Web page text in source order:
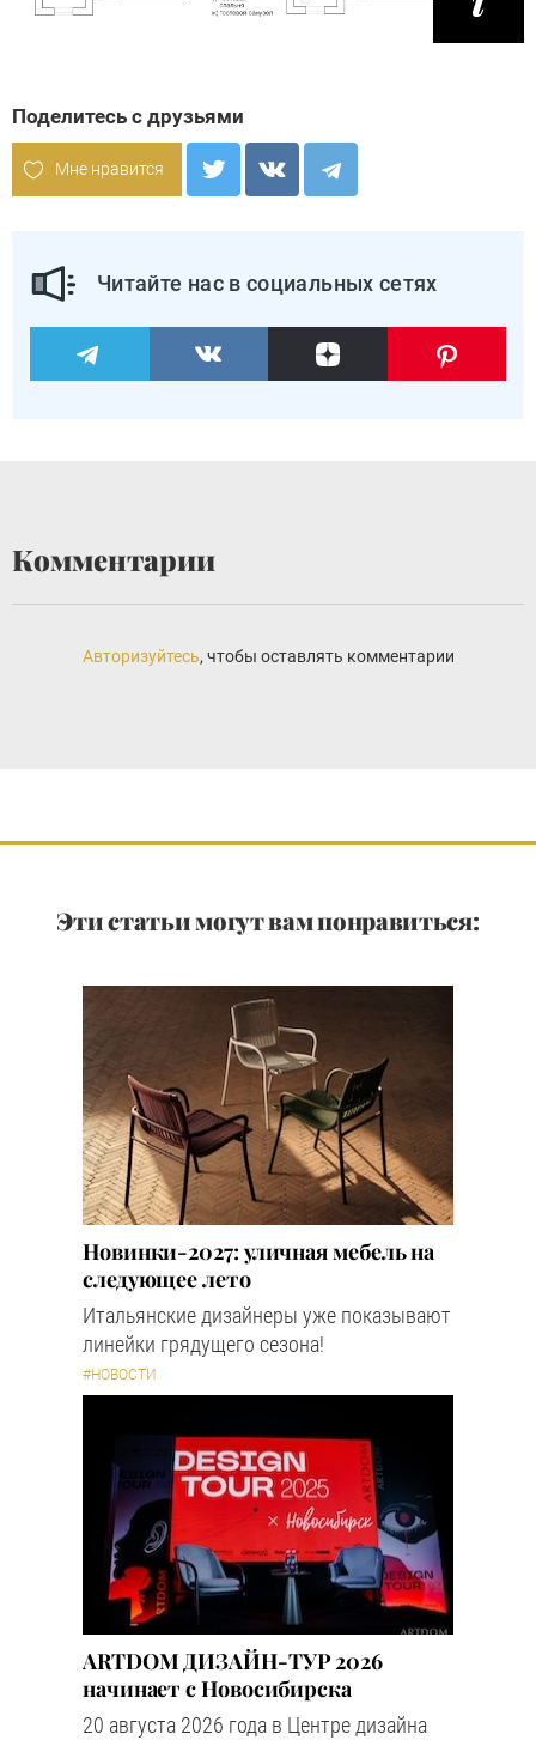
Поделитесь с друзьями
Мне нравится
Читайте нас в социальных сетях
Комментарии
Авторизуйтесь, чтобы оставлять комментарии
Эти статьи могут вам понравиться:
Новинки-2027: уличная мебель на
следующее лето
Итальянские дизайнеры уже показывают
линейки грядущего сезона!
#НОВОСТИ
ARTDOM ДИЗАЙН-ТУР 2026
начинает с Новосибирска
20 августа 2026 года в Центре дизайна